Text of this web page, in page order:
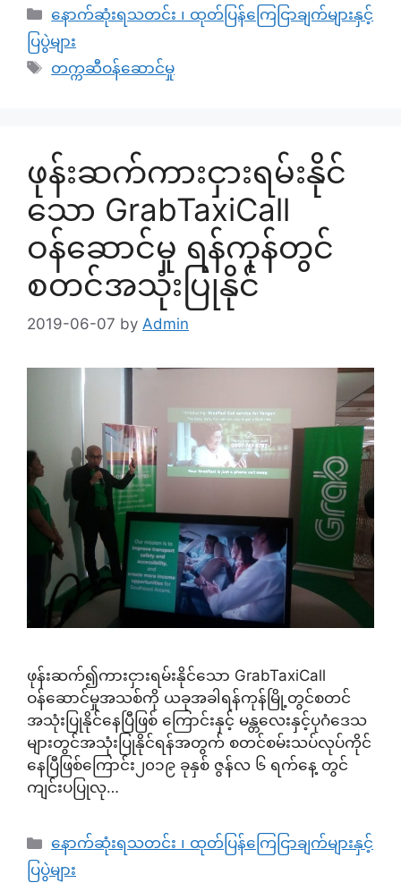
Categories
နောက်ဆုံးရသတင်း ၊ ထုတ်ပြန်ကြေငြာချက်များနှင့်
ပြပွဲများ
Tags
တက္ကဆီဝန်ဆောင်မှု
ဖုန်းဆက်ကားငှားရမ်းနိုင်
သော GrabTaxiCall
ဝန်ဆောင်မှု ရန်ကုန်တွင်
စတင်အသုံးပြုနိုင်
2019-06-07 by Admin
ဖုန်းဆက်၍ကားငှားရမ်းနိုင်သော GrabTaxiCall
ဝန်ဆောင်မှုအသစ်ကို ယခုအခါရန်ကုန်မြို့တွင်စတင်
အသုံးပြုနိုင်နေပြီဖြစ် ကြောင်းနှင့် မန္တလေးနှင့်ပုဂံဒေသ
များတွင်အသုံးပြုနိုင်ရန်အတွက် စတင်စမ်းသပ်လုပ်ကိုင်
နေပြီဖြစ်ကြောင်း၂၀၁၉ ခုနှစ် ဇွန်လ ၆ ရက်နေ့ တွင်
ကျင်းပပြုလု…
Categories
နောက်ဆုံးရသတင်း ၊ ထုတ်ပြန်ကြေငြာချက်များနှင့်
ပြပွဲများ